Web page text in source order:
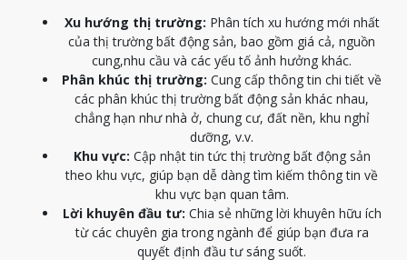
Xu hướng thị trường: Phân tích xu hướng mới nhất
của thị trường bất động sản, bao gồm giá cả, nguồn
cung,nhu cầu và các yếu tố ảnh hưởng khác.
Phân khúc thị trường: Cung cấp thông tin chi tiết về
các phân khúc thị trường bất động sản khác nhau,
chẳng hạn như nhà ở, chung cư, đất nền, khu nghỉ
dưỡng, v.v.
Khu vực: Cập nhật tin tức thị trường bất động sản
theo khu vực, giúp bạn dễ dàng tìm kiếm thông tin về
khu vực bạn quan tâm.
Lời khuyên đầu tư: Chia sẻ những lời khuyên hữu ích
từ các chuyên gia trong ngành để giúp bạn đưa ra
quyết định đầu tư sáng suốt.